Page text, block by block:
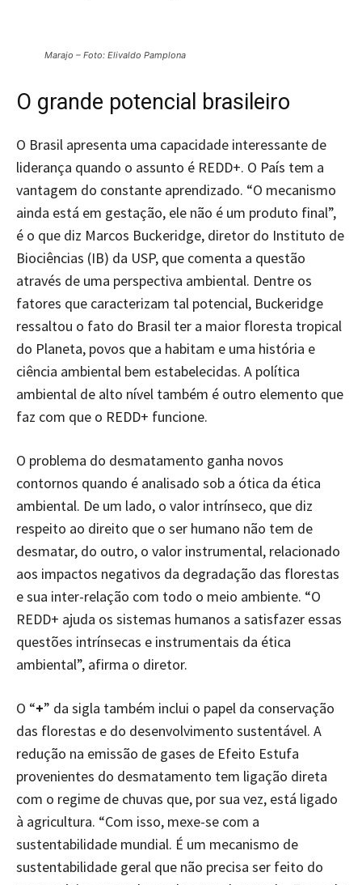
Marajo – Foto: Elivaldo Pamplona
O grande potencial brasileiro
O Brasil apresenta uma capacidade interessante de
liderança quando o assunto é REDD+. O País tem a
vantagem do constante aprendizado. “O mecanismo
ainda está em gestação, ele não é um produto final”,
é o que diz Marcos Buckeridge, diretor do Instituto de
Biociências (IB) da USP, que comenta a questão
através de uma perspectiva ambiental. Dentre os
fatores que caracterizam tal potencial, Buckeridge
ressaltou o fato do Brasil ter a maior floresta tropical
do Planeta, povos que a habitam e uma história e
ciência ambiental bem estabelecidas. A política
ambiental de alto nível também é outro elemento que
faz com que o REDD+ funcione.
O problema do desmatamento ganha novos
contornos quando é analisado sob a ótica da ética
ambiental. De um lado, o valor intrínseco, que diz
respeito ao direito que o ser humano não tem de
desmatar, do outro, o valor instrumental, relacionado
aos impactos negativos da degradação das florestas
e sua inter-relação com todo o meio ambiente. “O
REDD+ ajuda os sistemas humanos a satisfazer essas
questões intrínsecas e instrumentais da ética
ambiental”, afirma o diretor.
O “+” da sigla também inclui o papel da conservação
das florestas e do desenvolvimento sustentável. A
redução na emissão de gases de Efeito Estufa
provenientes do desmatamento tem ligação direta
com o regime de chuvas que, por sua vez, está ligado
à agricultura. “Com isso, mexe-se com a
sustentabilidade mundial. É um mecanismo de
sustentabilidade geral que não precisa ser feito do